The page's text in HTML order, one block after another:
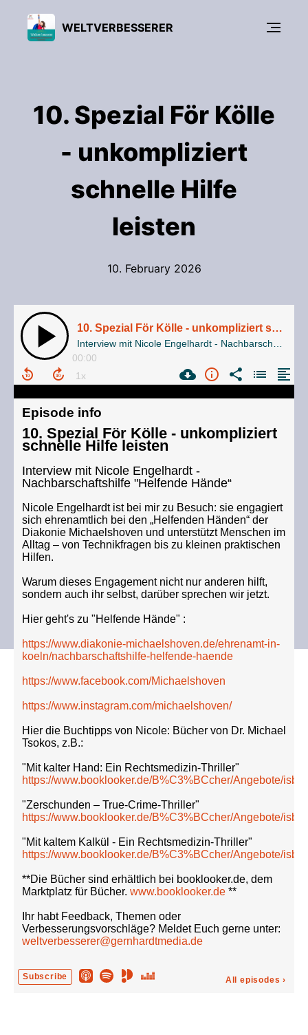
WELTVERBESSERER
10. Spezial För Kölle
- unkompliziert
schnelle Hilfe
leisten
10. February 2026
10. Spezial För Kölle - unkompliziert schnelle Hilfe leisten
00:00
Episode info
10. Spezial För Kölle - unkompliziert
schnelle Hilfe leisten
Interview mit Nicole Engelhardt -
Nachbarschaftshilfe "Helfende Hände“
Nicole Engelhardt ist bei mir zu Besuch: sie engagiert
sich ehrenamtlich bei den „Helfenden Händen“ der
Diakonie Michaelshoven und unterstützt Menschen im
Alltag – von Technikfragen bis zu kleinen praktischen
Hilfen.
Warum dieses Engagement nicht nur anderen hilft,
sondern auch ihr selbst, darüber sprechen wir jetzt.
Hier geht's zu "Helfende Hände" :
https://www.diakonie-michaelshoven.de/ehrenamt-in-
koeln/nachbarschaftshilfe-helfende-haende
https://www.facebook.com/Michaelshoven
https://www.instagram.com/michaelshoven/
Hier die Buchtipps von Nicole: Bücher von Dr. Michael
Tsokos, z.B.:
"Mit kalter Hand: Ein Rechtsmedizin-Thriller"
https://www.booklooker.de/B%C3%BCcher/Angebote/
"Zerschunden – True-Crime-Thriller"
https://www.booklooker.de/B%C3%BCcher/Angebote/
"Mit kaltem Kalkül - Ein Rechtsmedizin-Thriller"
https://www.booklooker.de/B%C3%BCcher/Angebote/
**Die Bücher sind erhältlich bei booklooker.de, dem
Marktplatz für Bücher. www.booklooker.de **
Ihr habt Feedback, Themen oder
Verbesserungsvorschläge? Meldet Euch gerne unter:
weltverbesserer@gernhardtmedia.de
Subscribe All episodes ›